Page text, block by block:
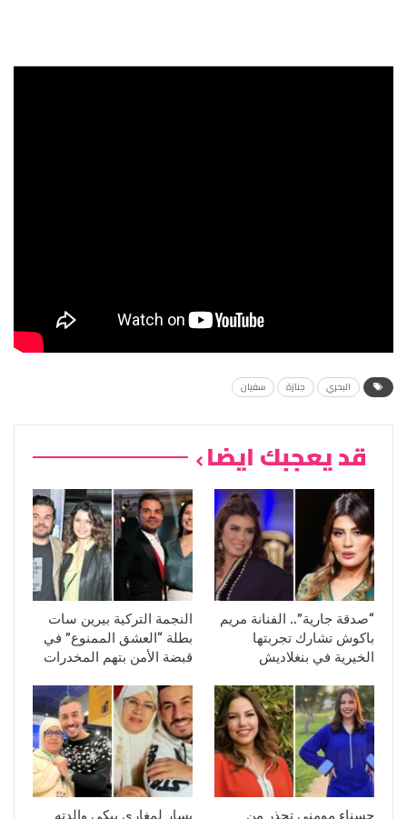
البحري جنازة سفيان
قد يعجبك ايضا
“صدقة جارية”.. الفنانة مريم
باكوش تشارك تجربتها
الخيرية في بنغلاديش
النجمة التركية بيرين سات
بطلة “العشق الممنوع” في
قبضة الأمن بتهم المخدرات
حسناء مومني تحذر من يسار لمغاري يبكي والدته